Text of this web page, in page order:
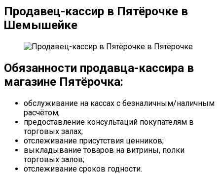
Продавец-кассир в Пятёрочке в
Шемышейке
Обязанности продавца-кассира в
магазине Пятёрочка:
обслуживание на кассах с безналичным/наличным
расчётом;
предоставление консультаций покупателям в
торговых залах;
отслеживание присутствия ценников;
выкладывание товаров на витрины, полки
торговых залов;
отслеживание сроков годности.